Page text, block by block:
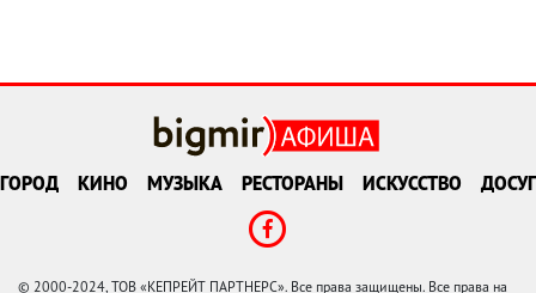
ГОРОД КИНО МУЗЫКА РЕСТОРАНЫ ИСКУССТВО ДОСУГ
© 2000-2024, ТОВ «КЕПРЕЙТ ПАРТНЕРС». Все права защищены. Все права на